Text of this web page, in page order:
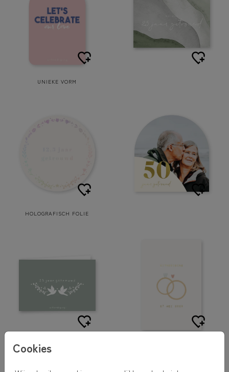
Cookies
UNIEKE VORM
HOLOGRAFISCH FOLIE